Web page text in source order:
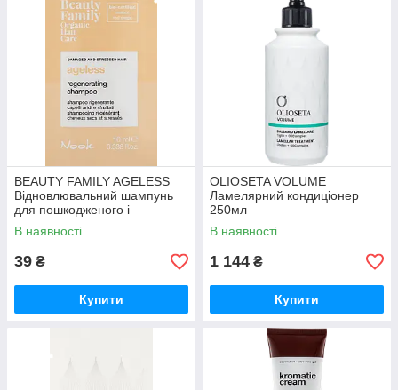
BEAUTY FAMILY AGELESS
Відновлювальний шампунь
для пошкодженого і
ослабленого волосся 10мл
В наявності
39 ₴
Купити
OLIOSETA VOLUME
Ламелярний кондиціонер
250мл
В наявності
1 144 ₴
Купити